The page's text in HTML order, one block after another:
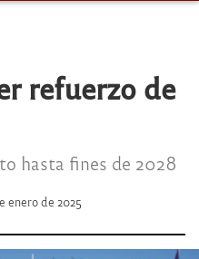
refuerzo de
hasta fines de 2028
enero de 2025